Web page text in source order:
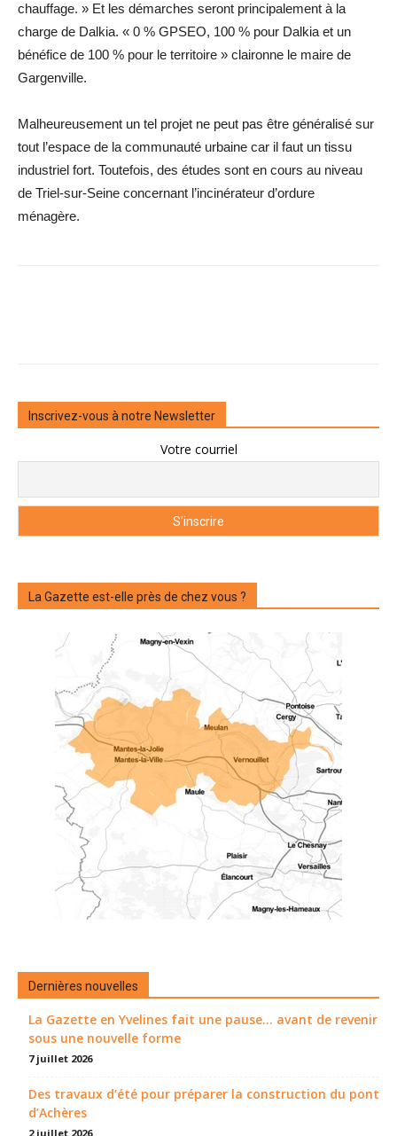
chauffage. » Et les démarches seront principalement à la
charge de Dalkia. « 0 % GPSEO, 100 % pour Dalkia et un
bénéfice de 100 % pour le territoire » claironne le maire de
Gargenville.
Malheureusement un tel projet ne peut pas être généralisé sur
tout l’espace de la communauté urbaine car il faut un tissu
industriel fort. Toutefois, des études sont en cours au niveau
de Triel-sur-Seine concernant l’incinérateur d’ordure
ménagère.
Inscrivez-vous à notre Newsletter
Votre courriel
La Gazette est-elle près de chez vous ?
Dernières nouvelles
La Gazette en Yvelines fait une pause... avant de revenir
sous une nouvelle forme
7 juillet 2026
Des travaux d’été pour préparer la construction du pont
d’Achères
2 juillet 2026